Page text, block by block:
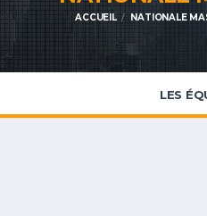
ACCUEIL NATIONALE
LES